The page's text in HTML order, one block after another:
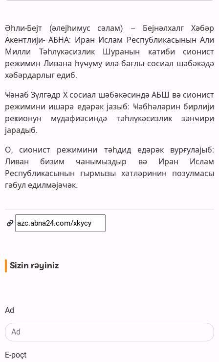
Әһли-Бејт (әлејһимус сәлам) – Бејнәлхалг Хәбәр
Аҝентлији- АБНА: Иран Ислам Республикасынын Али
Милли Тәһлүкәсизлик Шуранын катиби сионист
режимин Ливана һүҹуму илә бағлы сосиал шәбәкәдә
хәбәрдарлыг едиб.
Ҹәнаб Зүлгәдр Х сосиал шәбәкәсиндә АБШ вә сионист
режимини ишарә едәрәк јазыб: Ҹәбһәләрин бирлији
реҝионун мүдафиәсиндә тәһлүкәсизлик зәнҹири
јарадыб.
О, сионист режимини тәһдид едәрәк вурғулајыб:
Ливан бизим ҹанымыздыр вә Иран Ислам
Республикасынын гырмызы хәтләринин позулмасы
гәбул едилмәјәҹәк.
Sizin rəyiniz
Ad
E-poçt